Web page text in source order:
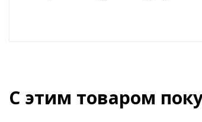
С этим товаром